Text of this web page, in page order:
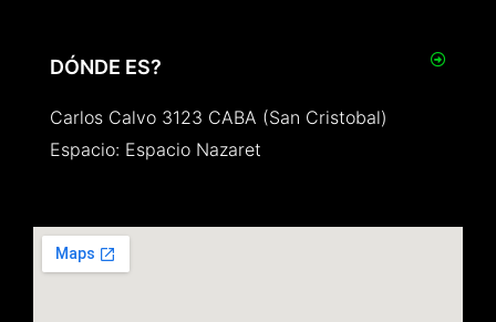
DÓNDE ES?
Carlos Calvo 3123 CABA (San Cristobal)
Espacio: Espacio Nazaret